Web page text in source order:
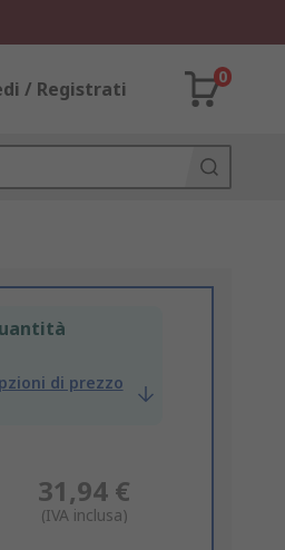
/ Registrati
0
di prezzo
31,94 €
(IVA inclusa)